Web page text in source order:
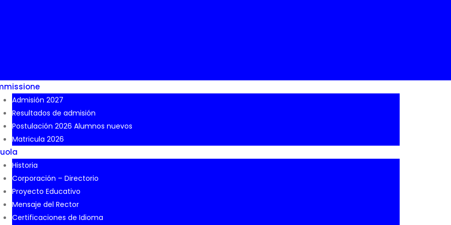
Admisión 2027
Resultados de admisión
Postulación 2026 Alumnos nuevos
Matricula 2026
Historia
Corporación – Directorio
Proyecto Educativo
Mensaje del Rector
Certificaciones de Idioma